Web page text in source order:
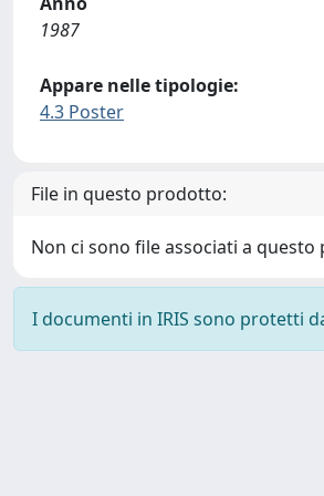
1987
Appare nelle tipologie:
4.3 Poster
File in questo prodotto:
Non ci sono file associati a
I documenti in IRIS sono protetti